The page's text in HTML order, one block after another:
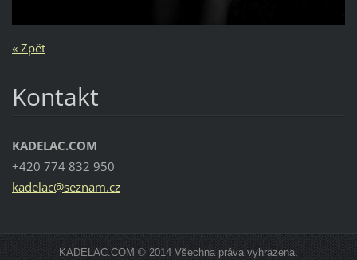
« Zpět
Kontakt
KADELAC.COM
+420 774 832 950
kadelac@seznam.cz
KADELAC.COM © 2014 Všechna práva vyhrazena.